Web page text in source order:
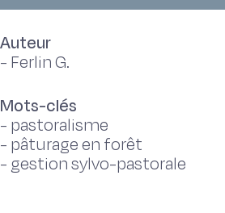
Auteur
- Ferlin G.
Mots-clés
- pastoralisme
- pâturage en forêt
- gestion sylvo-pastorale